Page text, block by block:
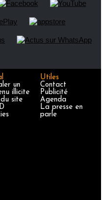
un
illicite
site
Utiles
Contact
Publicité
Agenda
La presse en
parle